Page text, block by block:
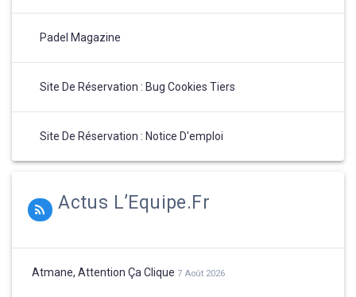
Padel Magazine
Site De Réservation : Bug Cookies Tiers
Site De Réservation : Notice D'emploi
Actus L’Equipe.fr
Atmane, Attention Ça Clique 7 Août 2026